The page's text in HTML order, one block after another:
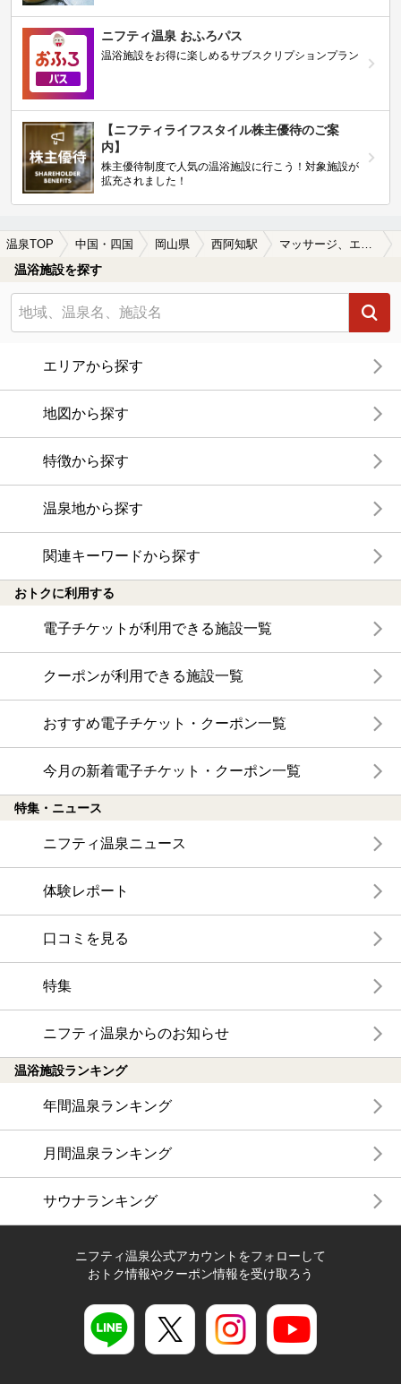
ニフティ温泉 おふろパス
温浴施設をお得に楽しめるサブスクリプションプラン
【ニフティライフスタイル株主優待のご案
内】
株主優待制度で人気の温浴施設に行こう！対象施設が
拡充されました！
温泉TOP 中国・四国 岡山県 西阿知駅 マッサージ、エステがある西阿知駅近くの温泉、日帰り温泉、スーパー銭湯おすすめ
温浴施設を探す
エリアから探す
地図から探す
特徴から探す
温泉地から探す
関連キーワードから探す
おトクに利用する
電子チケットが利用できる施設一覧
クーポンが利用できる施設一覧
おすすめ電子チケット・クーポン一覧
今月の新着電子チケット・クーポン一覧
特集・ニュース
ニフティ温泉ニュース
体験レポート
口コミを見る
特集
ニフティ温泉からのお知らせ
温浴施設ランキング
年間温泉ランキング
月間温泉ランキング
サウナランキング
ニフティ温泉公式アカウントをフォローして
おトク情報やクーポン情報を受け取ろう